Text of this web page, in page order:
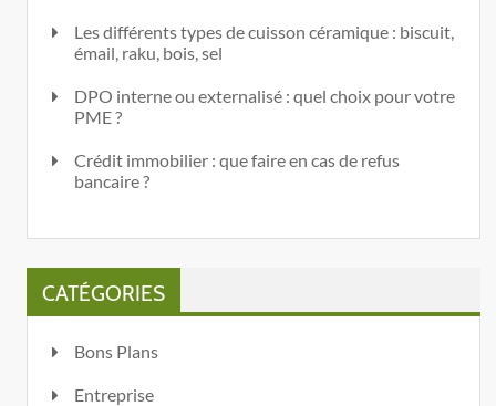
Les différents types de cuisson céramique : biscuit,
émail, raku, bois, sel
DPO interne ou externalisé : quel choix pour votre
PME ?
Crédit immobilier : que faire en cas de refus
bancaire ?
CATÉGORIES
Bons Plans
Entreprise